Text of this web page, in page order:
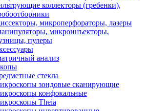
коллекторы (гребенки),
микроперфораторы, лазеры
микроинъекторы,
пулеры
анализ
стекла
зондовые сканирующие
конфокальные
Theia